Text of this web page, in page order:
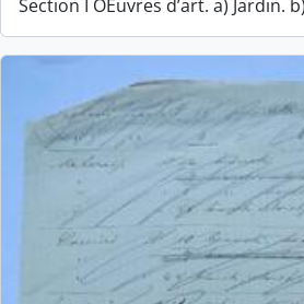
Section I OEuvres d’art. a) Jardin.